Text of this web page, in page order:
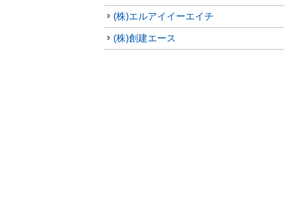
(株)エルアイイーエイチ
(株)創建エース